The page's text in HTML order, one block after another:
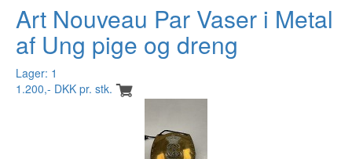
Art Nouveau Par Vaser i Metal
af Ung pige og dreng
Lager: 1
1.200,- DKK pr. stk.